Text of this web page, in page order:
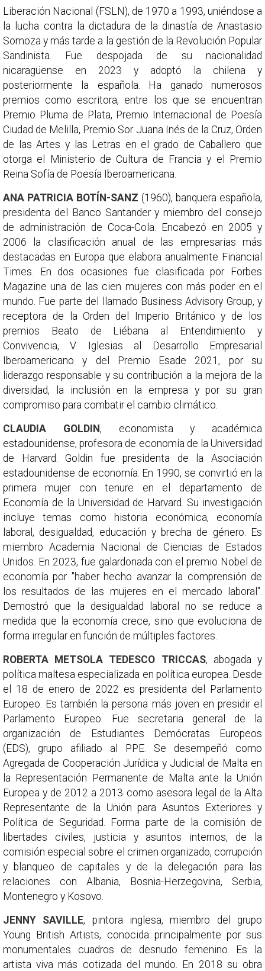
Liberación Nacional (FSLN), de 1970 a 1993, uniéndose a
la lucha contra la dictadura de la dinastía de Anastasio
Somoza y más tarde a la gestión de la Revolución Popular
Sandinista. Fue despojada de su nacionalidad
nicaragüense en 2023 y adoptó la chilena y
posteriormente la española. Ha ganado numerosos
premios como escritora, entre los que se encuentran
Premio Pluma de Plata, Premio Internacional de Poesía
Ciudad de Melilla, Premio Sor Juana Inés de la Cruz, Orden
de las Artes y las Letras en el grado de Caballero que
otorga el Ministerio de Cultura de Francia y el Premio
Reina Sofía de Poesía Iberoamericana.
ANA PATRICIA BOTÍN-SANZ (1960), banquera española,
presidenta del Banco Santander y miembro del consejo
de administración de Coca-Cola. Encabezó en 2005 y
2006 la clasificación anual de las empresarias más
destacadas en Europa que elabora anualmente Financial
Times. En dos ocasiones fue clasificada por Forbes
Magazine una de las cien mujeres con más poder en el
mundo. Fue parte del llamado Business Advisory Group, y
receptora de la Orden del Imperio Británico y de los
premios Beato de Liébana al Entendimiento y
Convivencia, V. Iglesias al Desarrollo Empresarial
Iberoamericano y del Premio Esade 2021, por su
liderazgo responsable y su contribución a la mejora de la
diversidad, la inclusión en la empresa y por su gran
compromiso para combatir el cambio climático.
CLAUDIA GOLDIN, economista y académica
estadounidense, profesora de economía de la Universidad
de Harvard. Goldin fue presidenta de la Asociación
estadounidense de economía. En 1990, se convirtió en la
primera mujer con tenure en el departamento de
Economía de la Universidad de Harvard. Su investigación
incluye temas como historia económica, economía
laboral, desigualdad, educación y brecha de género. Es
miembro Academia Nacional de Ciencias de Estados
Unidos. En 2023, fue galardonada con el premio Nobel de
economía por "haber hecho avanzar la comprensión de
los resultados de las mujeres en el mercado laboral".
Demostró que la desigualdad laboral no se reduce a
medida que la economía crece, sino que evoluciona de
forma irregular en función de múltiples factores.
ROBERTA METSOLA TEDESCO TRICCAS, abogada y
política maltesa especializada en política europea. Desde
el 18 de enero de 2022 es presidenta del Parlamento
Europeo. Es también la persona más joven en presidir el
Parlamento Europeo. Fue secretaria general de la
organización de Estudiantes Demócratas Europeos
(EDS), grupo afiliado al PPE. Se desempeñó como
Agregada de Cooperación Jurídica y Judicial de Malta en
la Representación Permanente de Malta ante la Unión
Europea y de 2012 a 2013 como asesora legal de la Alta
Representante de la Unión para Asuntos Exteriores y
Política de Seguridad. Forma parte de la comisión de
libertades civiles, justicia y asuntos internos, de la
comisión especial sobre el crimen organizado, corrupción
y blanqueo de capitales y de la delegación para las
relaciones con Albania, Bosnia-Herzegovina, Serbia,
Montenegro y Kosovo.
JENNY SAVILLE, pintora inglesa, miembro del grupo
Young British Artists, conocida principalmente por sus
monumentales cuadros de desnudo femenino. Es la
artista viva más cotizada del mundo. En 2018 su obra